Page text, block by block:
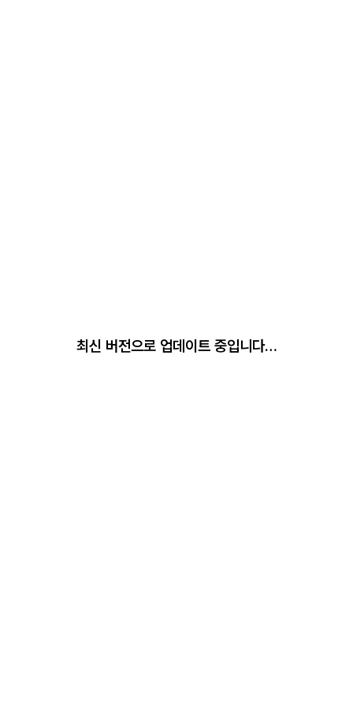
최신 버전으로 업데이트 중입니다…